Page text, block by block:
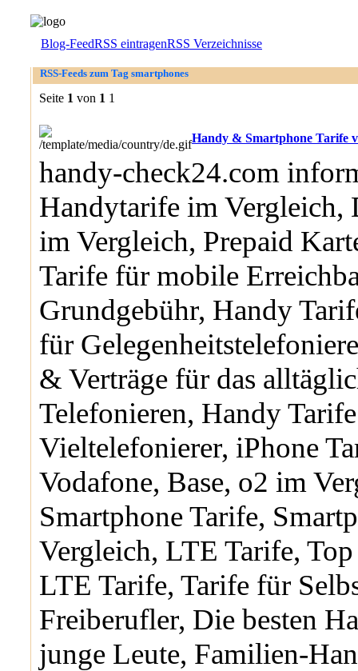
Blog-FeedRSS eintragenRSS Verzeichnisse
RSS-Feeds zum Tag smartphones
Seite 1 von 1 1
Handy & Smartphone Tarife
handy-check24.com
Handytarife im Vergleich,
im Vergleich, Prepaid
Tarife für mobile
Grundgebühr, Handy
für
& Verträge für das
Telefonieren, Handy
Vieltelefonierer, iPhone
Vodafone, Base, o2 im
Smartphone Tarife,
Vergleich, LTE Tarife, Top
LTE Tarife, Tarife für
Freiberufler, Die besten
junge Leute, Familien-